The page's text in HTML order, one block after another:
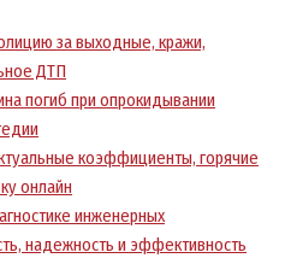
за выходные, кражи,
ДТП
погиб при опрокидывании
коэффициенты, горячие
онлайн
инженерных
надежность и эффективность